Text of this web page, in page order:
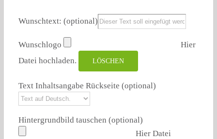
Wunschtext: (optional)
Wunschlogo
Hier
Datei hochladen.
LÖSCHEN
Text Inhaltsangabe Rückseite (optional)
Hintergrundbild tauschen (optional)
Hier Datei